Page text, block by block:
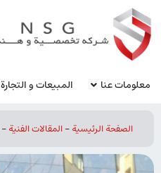
معلومات عنا المبيعات و التجارة
الصفحة الرئيسية-المقالات الفنیة-